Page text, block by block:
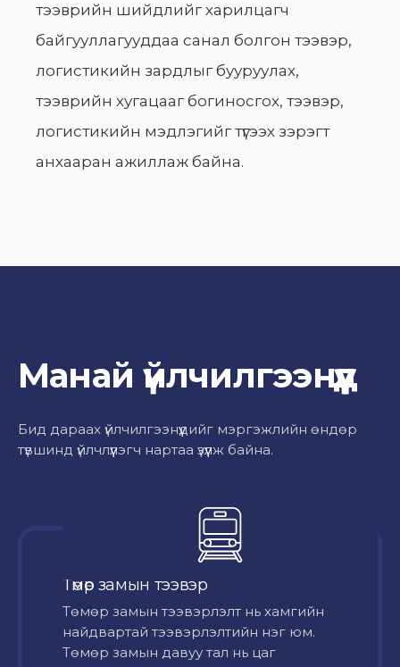
тээврийн шийдлийг харилцагч
байгууллагууддаа санал болгон тээвэр,
логистикийн зардлыг бууруулах,
тээврийн хугацааг богиносгох, тээвэр,
логистикийн мэдлэгийг түгээх зэрэгт
анхааран ажиллаж байна.
Манай үйлчилгээнүүд
Бид дараах үйлчилгээнүүдийг мэргэжлийн өндөр
түвшинд үйлчлүүлэгч нартаа үзүүлж байна.
Төмөр замын тээвэр
Төмөр замын тээвэрлэлт нь хамгийн
найдвартай тээвэрлэлтийн нэг юм.
Төмөр замын давуу тал нь цаг